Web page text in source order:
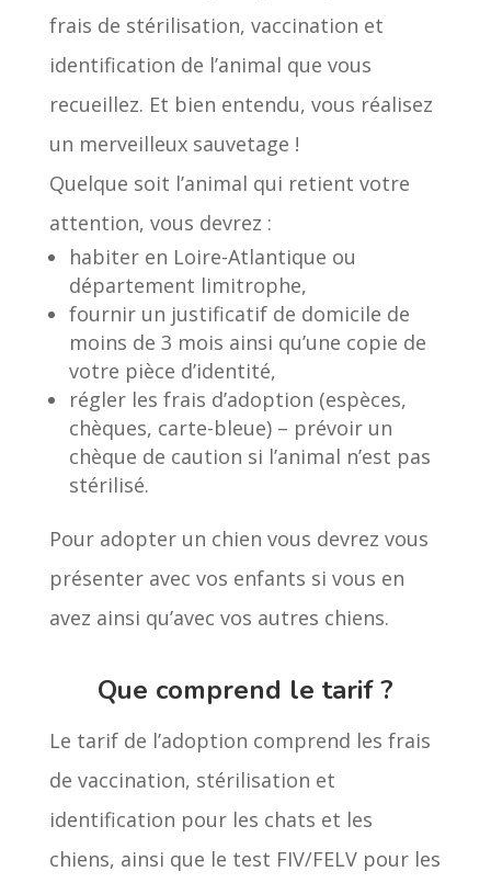
frais de stérilisation, vaccination et
identification de l’animal que vous
recueillez. Et bien entendu, vous réalisez
un merveilleux sauvetage !
Quelque soit l’animal qui retient votre
attention, vous devrez :
habiter en Loire-Atlantique ou
département limitrophe,
fournir un justificatif de domicile de
moins de 3 mois ainsi qu’une copie de
votre pièce d’identité,
régler les frais d’adoption (espèces,
chèques, carte-bleue) – prévoir un
chèque de caution si l’animal n’est pas
stérilisé.
Pour adopter un chien vous devrez vous
présenter avec vos enfants si vous en
avez ainsi qu’avec vos autres chiens.
Que comprend le tarif ?
Le tarif de l’adoption comprend les frais
de vaccination, stérilisation et
identification pour les chats et les
chiens, ainsi que le test FIV/FELV pour les